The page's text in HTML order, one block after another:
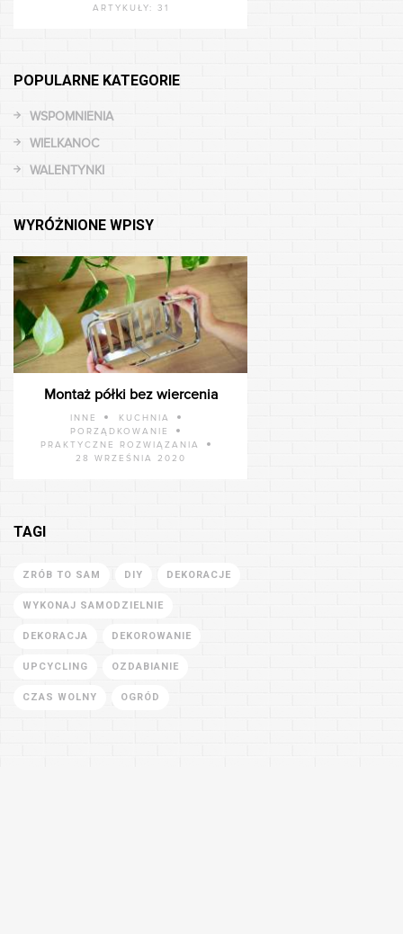
ARTYKUŁY: 31
POPULARNE KATEGORIE
WSPOMNIENIA
WIELKANOC
WALENTYNKI
WYRÓŻNIONE WPISY
Montaż półki bez wiercenia
INNE
KUCHNIA
PORZĄDKOWANIE
PRAKTYCZNE ROZWIĄZANIA
28 WRZEŚNIA 2020
TAGI
ZRÓB TO SAM DIY DEKORACJE
WYKONAJ SAMODZIELNIE
DEKORACJA DEKOROWANIE
UPCYCLING OZDABIANIE
CZAS WOLNY OGRÓD